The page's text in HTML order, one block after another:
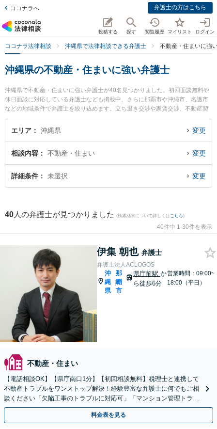
ココナラへ 弁護士の方はこちら
投稿する 探す 閲覧履歴 マイリスト ログイン
ココナラ法律相談 沖縄県で法律相談できる弁護士 不動産・住まいに強
沖縄県の不動産・住まいに強い弁護士
沖縄県で不動産・住まいに強い弁護士が40名見つかりました。初回面談無料や
休日面談に対応している弁護士なども掲載中。さらに那覇市や沖縄市、名護市
などの地域条件で弁護士を絞り込めます。立ち退き交渉や家賃交渉、不動産契
約解除等の細かな分野での絞り込み検索もでき便利です。特に弁護士法人ACL
OGOSの伊集 朝也弁護士や弁護士法人ACLOGOSの真栄里 嘉邦弁護士、企業の
産・住まいのトラブルを今すぐに弁護士に相談したい』『不動産・住まいのト
ラブル解決の実績豊富な近くの弁護士を検索したい』『初回相談無料で不動
産・住まいを法律相談できる沖縄県内の弁護士に相談予約したい』などでお困
エリア 沖縄県 変更
相談内容 不動産・住まい 変更
詳細条件 未選択 変更
40 人の弁護士が見つかりました (検索結果について詳しくは こちら)
40件中 1-30件を表示
伊集 朝也 弁護士
弁護士法人ACLOGOS
沖
縄
県
|
那
覇
市
県庁前駅 か
ら徒歩6分
営業時間：09:00~
18:00（平日）
不動産・住まい
【電話相談OK】【県庁南口1分】【初回相談無料】税理士と連携して
不動産トラブルをワンストップ解決！経験豊富な弁護士に何でもご相
談ください「欠陥工事のトラブルに対応可」「マンション管理トラブ
ルに強い」【ビデオ相談】【完全個室】駐車場あり
料金表を見る